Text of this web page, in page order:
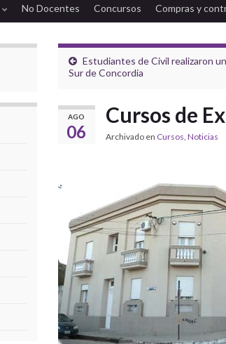
No Docentes Concursos Compras y
Estudiantes de Civil realizaron
Sur de Concordia
AGO
06
Cursos de
Archivado en Cursos Noticias